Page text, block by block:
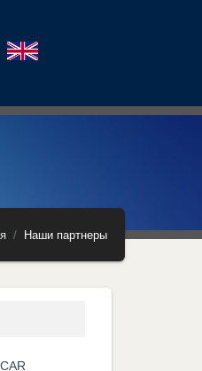
Наши партнеры